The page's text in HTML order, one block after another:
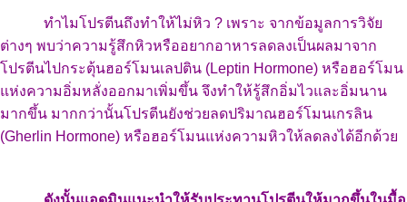
ทำไมโปรตีนถึงทำให้ไม่หิว ? เพราะ จากข้อมูลการวิจัย
ต่างๆ พบว่าความรู้สึกหิวหรืออยากอาหารลดลงเป็นผลมาจาก
โปรตีนไปกระตุ้นฮอร์โมนเลปติน (Leptin Hormone) หรือฮอร์โมน
แห่งความอิ่มหลั่งออกมาเพิ่มขึ้น จึงทำให้รู้สึกอิ่มไวและอิ่มนาน
มากขึ้น มากกว่านั้นโปรตีนยังช่วยลดปริมาณฮอร์โมนเกรลิน
(Gherlin Hormone) หรือฮอร์โมนแห่งความหิวให้ลดลงได้อีกด้วย